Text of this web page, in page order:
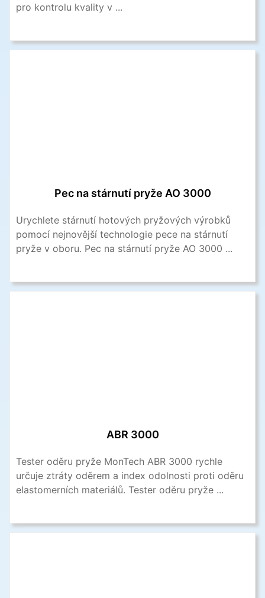
pro kontrolu kvality v ...
Pec na stárnutí pryže AO 3000
Urychlete stárnutí hotových pryžových výrobků
pomocí nejnovější technologie pece na stárnutí
pryže v oboru. Pec na stárnutí pryže AO 3000 ...
ABR 3000
Tester oděru pryže MonTech ABR 3000 rychle
určuje ztráty oděrem a index odolnosti proti oděru
elastomerních materiálů. Tester oděru pryže ...